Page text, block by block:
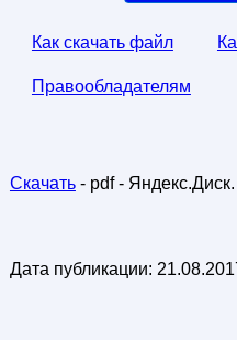
Как скачать файл
Правообладателям
Скачать- pdf - Яндекс.Диск.
Дата публикации: